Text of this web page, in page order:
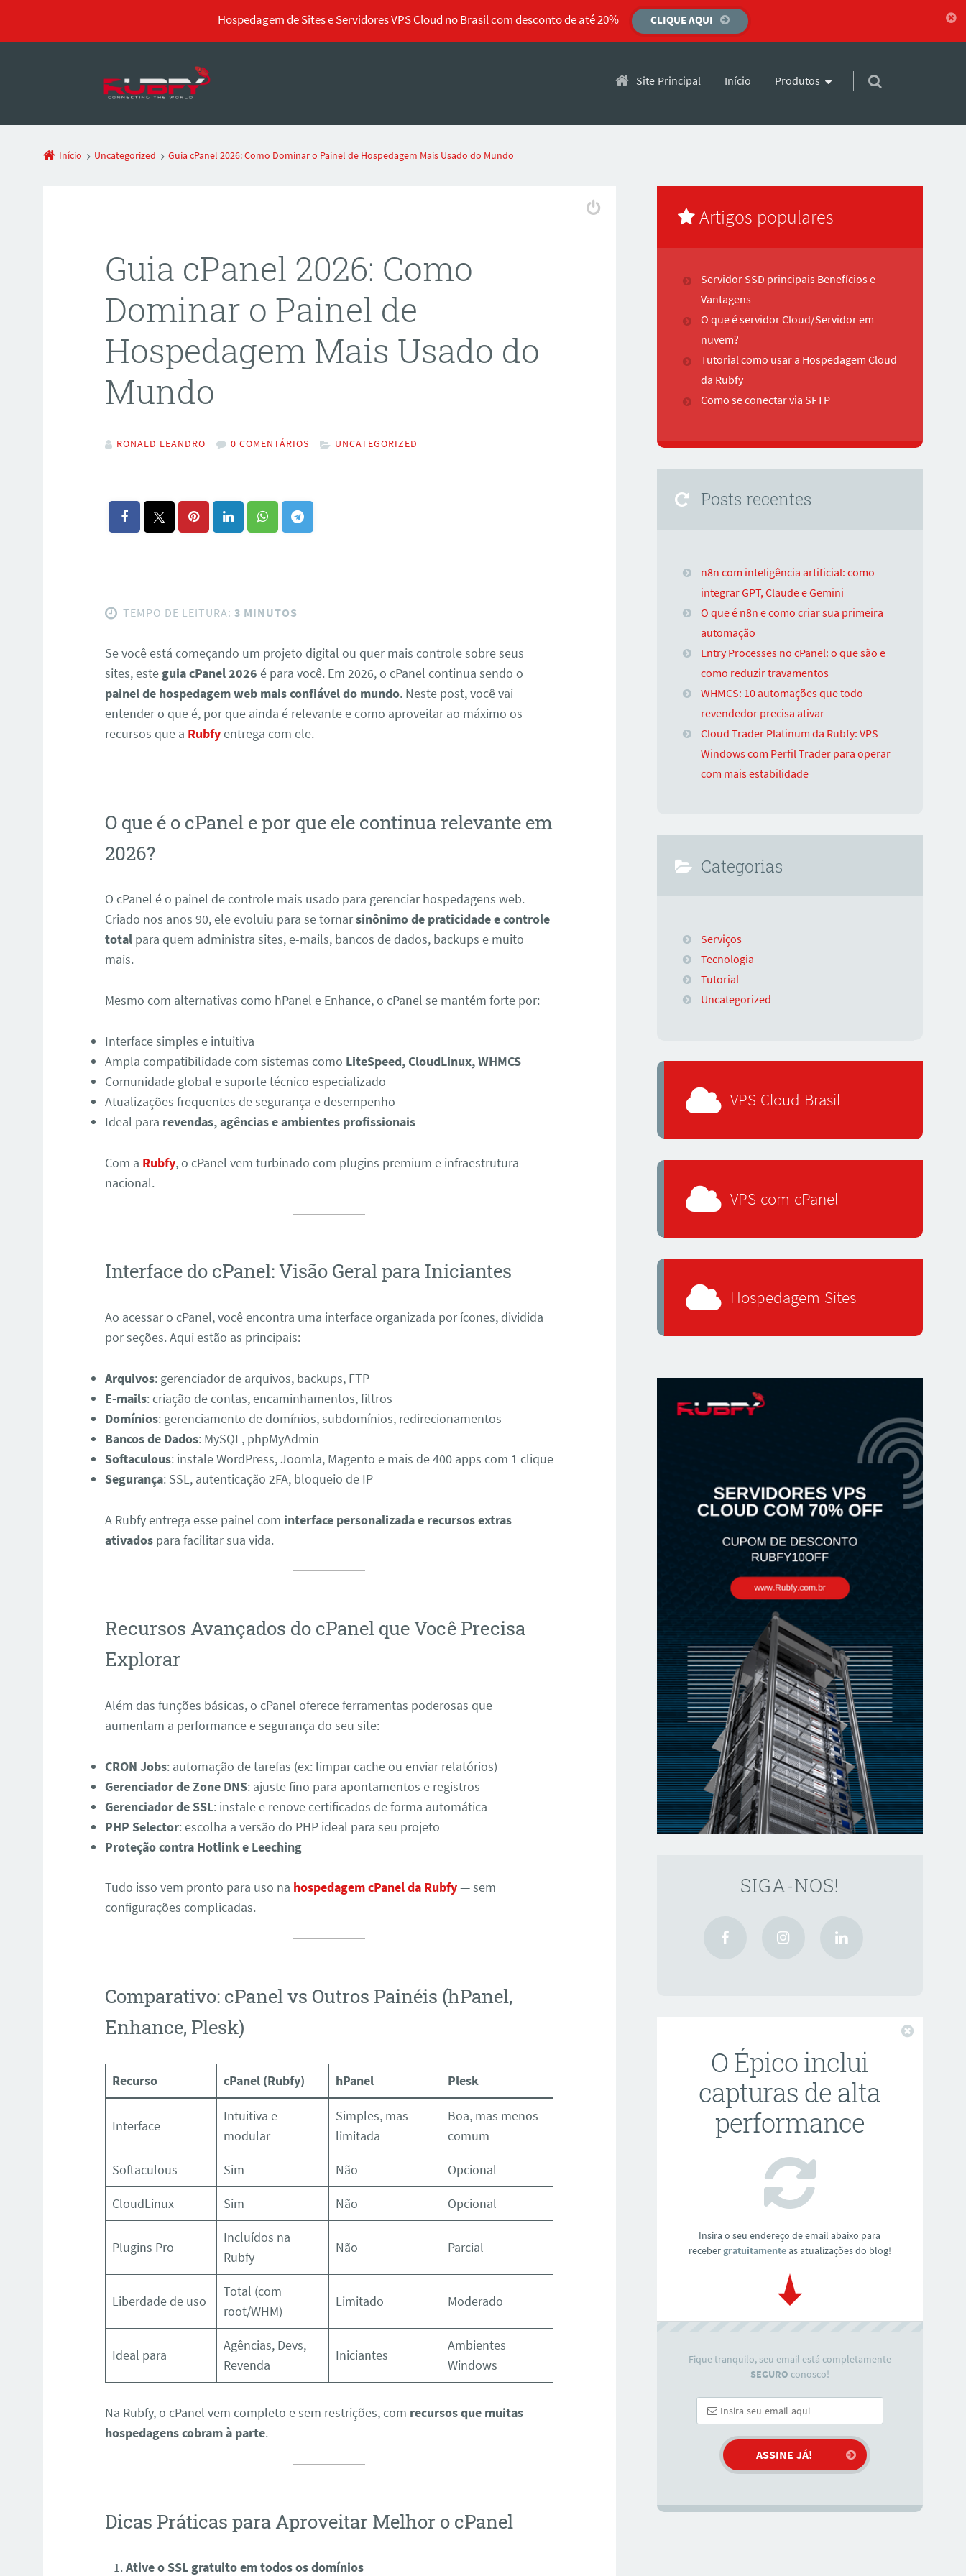
Hospedagem de Sites e Servidores VPS Cloud no Brasil com desconto de até 20% CLIQUE AQUI
Pular para o conteúdo
Site Principal Início Produtos
Início Uncategorized Guia cPanel 2026: Como Dominar o Painel de Hospedagem Mais Usado do Mundo
Guia cPanel 2026: Como
Dominar o Painel de
Hospedagem Mais Usado do
Mundo
RONALD LEANDRO 0 COMENTÁRIOS UNCATEGORIZED
TEMPO DE LEITURA: 3 MINUTOS
Se você está começando um projeto digital ou quer mais controle sobre seus
sites, este guia cPanel 2026 é para você. Em 2026, o cPanel continua sendo o
painel de hospedagem web mais confiável do mundo. Neste post, você vai
entender o que é, por que ainda é relevante e como aproveitar ao máximo os
recursos que a Rubfyentrega com ele.
O que é o cPanel e por que ele continua relevante em
2026?
O cPanel é o painel de controle mais usado para gerenciar hospedagens web.
Criado nos anos 90, ele evoluiu para se tornarsinônimo de praticidade e controle
total para quem administra sites, e-mails, bancos de dados, backups e muito
mais.
Mesmo com alternativas como hPanel e Enhance, o cPanel se mantém forte por:
Interface simples e intuitiva
Ampla compatibilidade com sistemas como LiteSpeed, CloudLinux, WHMCS
Comunidade global e suporte técnico especializado
Atualizações frequentes de segurança e desempenho
Ideal para revendas, agências e ambientes profissionais
Com a Rubfy, o cPanel vem turbinado com plugins premium e infraestrutura
nacional.
Interface do cPanel: Visão Geral para Iniciantes
Ao acessar o cPanel, você encontra uma interface organizada por ícones, dividida
por seções. Aqui estão as principais:
Arquivos: gerenciador de arquivos, backups, FTP
E-mails: criação de contas, encaminhamentos, filtros
Domínios: gerenciamento de domínios, subdomínios, redirecionamentos
Bancos de Dados: MySQL, phpMyAdmin
Softaculous: instale WordPress, Joomla, Magento e mais de 400 apps com 1 clique
Segurança: SSL, autenticação 2FA, bloqueio de IP
A Rubfy entrega esse painel com interface personalizada e recursos extras
ativados para facilitar sua vida.
Recursos Avançados do cPanel que Você Precisa
Explorar
Além das funções básicas, o cPanel oferece ferramentas poderosas que
aumentam a performance e segurança do seu site:
CRON Jobs: automação de tarefas (ex: limpar cache ou enviar relatórios)
Gerenciador de Zone DNS: ajuste fino para apontamentos e registros
Gerenciador de SSL: instale e renove certificados de forma automática
PHP Selector: escolha a versão do PHP ideal para seu projeto
Proteção contra Hotlink e Leeching
Tudo isso vem pronto para uso na hospedagem cPanel da Rubfy— sem
configurações complicadas.
Comparativo: cPanel vs Outros Painéis (hPanel,
Enhance, Plesk)
Recurso cPanel (Rubfy) hPanel Plesk
Interface
Intuitiva e
modular
Simples, mas
limitada
Boa, mas menos
comum
Softaculous Sim Não Opcional
CloudLinux Sim Não Opcional
Plugins Pro
Incluídos na
Rubfy
Não Parcial
Liberdade de uso
Total (com
root/WHM)
Limitado Moderado
Ideal para
Agências, Devs,
Revenda
Iniciantes
Ambientes
Windows
Na Rubfy, o cPanel vem completo e sem restrições, com recursos que muitas
hospedagens cobram à parte.
Dicas Práticas para Aproveitar Melhor o cPanel
Ative o SSL gratuito em todos os domínios
Artigos populares
Servidor SSD principais Benefícios e
Vantagens
O que é servidor Cloud/Servidor em
nuvem?
Tutorial como usar a Hospedagem Cloud
da Rubfy
Como se conectar via SFTP
Posts recentes
n8n com inteligência artificial: como
integrar GPT, Claude e Gemini
O que é n8n e como criar sua primeira
automação
Entry Processes no cPanel: o que são e
como reduzir travamentos
WHMCS: 10 automações que todo
revendedor precisa ativar
Cloud Trader Platinum da Rubfy: VPS
Windows com Perfil Trader para operar
com mais estabilidade
Categorias
Serviços
Tecnologia
Tutorial
Uncategorized
VPS Cloud Brasil
VPS com cPanel
Hospedagem Sites
SIGA-NOS!
O Épico inclui
capturas de alta
performance
Insira o seu endereço de email abaixo para
recebergratuitamenteas atualizações do blog!
Fique tranquilo, seu email está completamente
SEGURO conosco!